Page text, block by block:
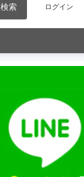
検索 ログイン